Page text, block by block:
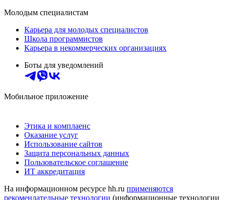
Молодым специалистам
Карьера для молодых специалистов
Школа программистов
Карьера в некоммерческих организациях
Боты для уведомлений
Мобильное приложение
Этика и комплаенс
Оказание услуг
Использование сайтов
Защита персональных данных
Пользовательское соглашение
ИТ аккредитация
На информационном ресурсе hh.ru применяются
рекомендательные технологии (информационные технологии